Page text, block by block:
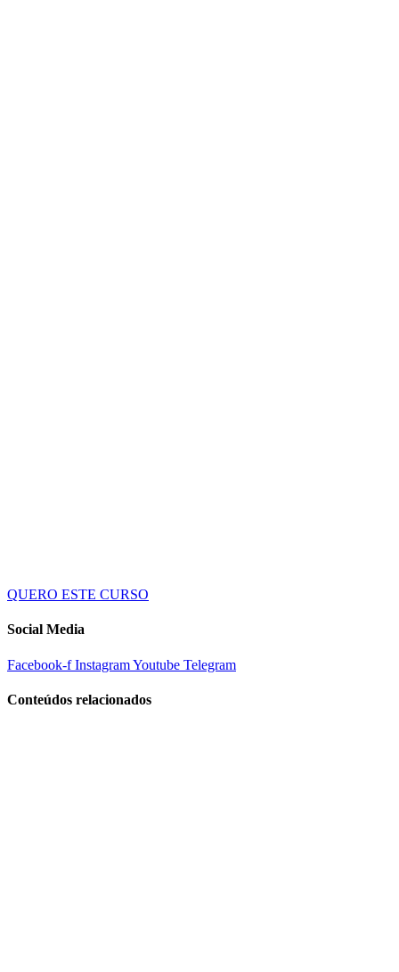
QUERO ESTE CURSO
Social Media
Facebook-f InstagramYoutube Telegram
Conteúdos relacionados